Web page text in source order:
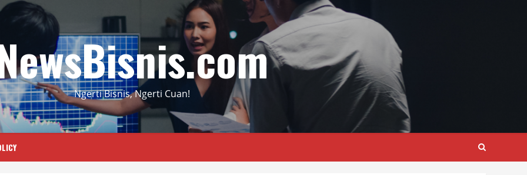
Ngerti Bisnis, Ngerti Cuan!